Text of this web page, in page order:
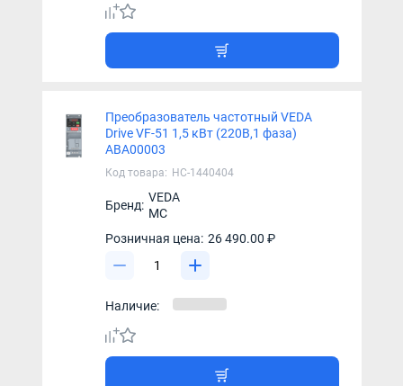
Преобразователь частотный VEDA
Drive VF-51 1,5 кВт (220В,1 фаза)
ABA00003
Код товара: НС-1440404
Бренд:
VEDA
MC
Розничная цена: 26 490.00 ₽
Наличие: